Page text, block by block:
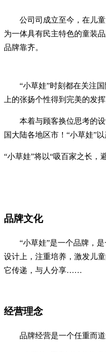
公司司成立至今，在儿童
为一体具有民主特色的童装
品牌靠齐。
“小草娃”时刻都在关注国
上的张扬个性得到完美的发
本着与顾客换位思考的设
国大陆各地区市！“小草娃”
“小草娃”将以“吸百家之长，
品牌文化
“小草娃”是一个品牌，是
设计上，注重培养，激发儿
它传递，与人分享……
经营理念
品牌经营是一个任重而道